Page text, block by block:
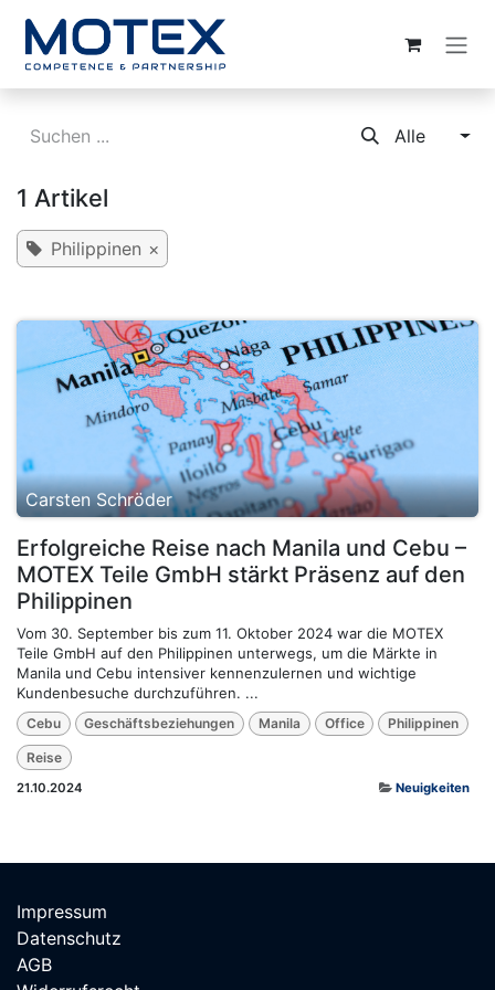
Alle
1 Artikel
Philippinen ×
Carsten Schröder
Erfolgreiche Reise nach Manila und Cebu –
MOTEX Teile GmbH stärkt Präsenz auf den
Philippinen
Vom 30. September bis zum 11. Oktober 2024 war die MOTEX
Teile GmbH auf den Philippinen unterwegs, um die Märkte in
Manila und Cebu intensiver kennenzulernen und wichtige
Kundenbesuche durchzuführen. ...
Cebu Geschäftsbeziehungen Manila Office Philippinen
Reise
21.10.2024 Neuigkeiten
Impressum
Datenschutz
AGB